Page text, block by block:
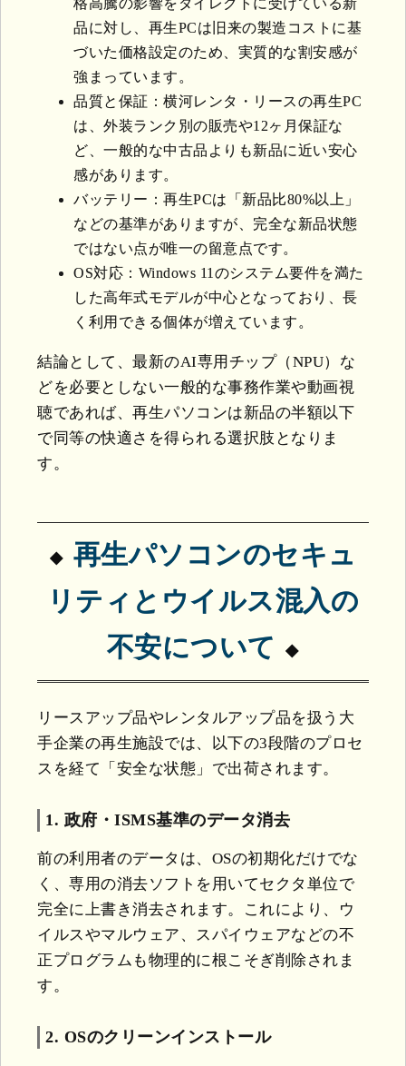
格高騰の影響をダイレクトに受けている新
品に対し、再生PCは旧来の製造コストに基
づいた価格設定のため、実質的な割安感が
強まっています。
品質と保証：横河レンタ・リースの再生PC
は、外装ランク別の販売や12ヶ月保証な
ど、一般的な中古品よりも新品に近い安心
感があります。
バッテリー：再生PCは「新品比80%以上」
などの基準がありますが、完全な新品状態
ではない点が唯一の留意点です。
OS対応：Windows 11のシステム要件を満た
した高年式モデルが中心となっており、長
く利用できる個体が増えています。
結論として、最新のAI専用チップ（NPU）な
どを必要としない一般的な事務作業や動画視
聴であれば、再生パソコンは新品の半額以下
で同等の快適さを得られる選択肢となりま
す。
再生パソコンのセキュ
リティとウイルス混入の
不安について
リースアップ品やレンタルアップ品を扱う大
手企業の再生施設では、以下の3段階のプロセ
スを経て「安全な状態」で出荷されます。
1. 政府・ISMS基準のデータ消去
前の利用者のデータは、OSの初期化だけでな
く、専用の消去ソフトを用いてセクタ単位で
完全に上書き消去されます。これにより、ウ
イルスやマルウェア、スパイウェアなどの不
正プログラムも物理的に根こそぎ削除されま
す。
2. OSのクリーンインストール